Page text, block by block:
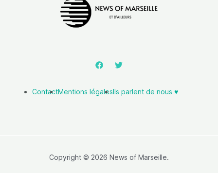
ContactMentions légalesIls parlent de nous ♥️
Copyright © 2026 News of Marseille.